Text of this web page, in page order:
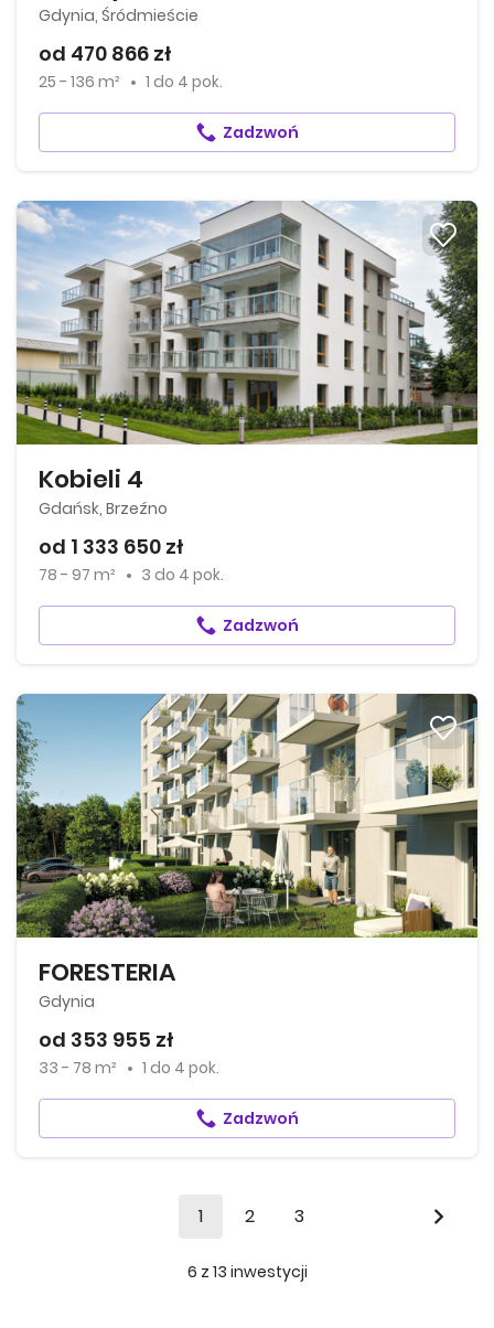
Gdynia, Śródmieście
od 470 866 zł
25 - 136 m² 1 do 4 pok.
Zadzwoń
Kobieli 4
Gdańsk, Brzeźno
od 1 333 650 zł
78 - 97 m² 3 do 4 pok.
Zadzwoń
FORESTERIA
Gdynia
od 353 955 zł
33 - 78 m² 1 do 4 pok.
Zadzwoń
1 2 3
6 z 13 inwestycji